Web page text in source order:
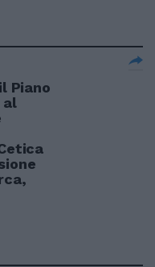
Piano
al